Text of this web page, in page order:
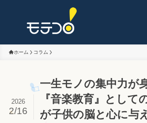
ホーム コラム
一生モノの集中力が
『音楽教育』として
が子供の脳と心に与
2026
2/16